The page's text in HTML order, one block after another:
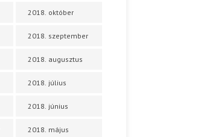
2018. október
2018. szeptember
2018. augusztus
2018. július
2018. június
2018. május